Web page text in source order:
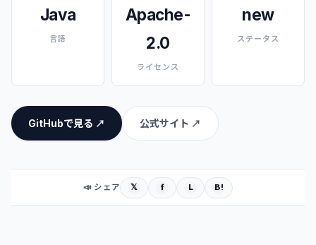
Java
言語
Apache-
2.0
ライセンス
new
ステータス
GitHubで見る ↗ 公式サイト ↗
📣 シェア 𝕏 f L B!